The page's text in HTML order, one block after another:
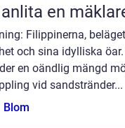
en
Filippinerna,
och sina idylliska
en oändlig mängd
vid sandstränder...
Blom